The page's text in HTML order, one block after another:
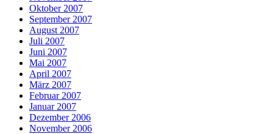
Oktober 2007
September 2007
August 2007
Juli 2007
Juni 2007
Mai 2007
April 2007
März 2007
Februar 2007
Januar 2007
Dezember 2006
November 2006